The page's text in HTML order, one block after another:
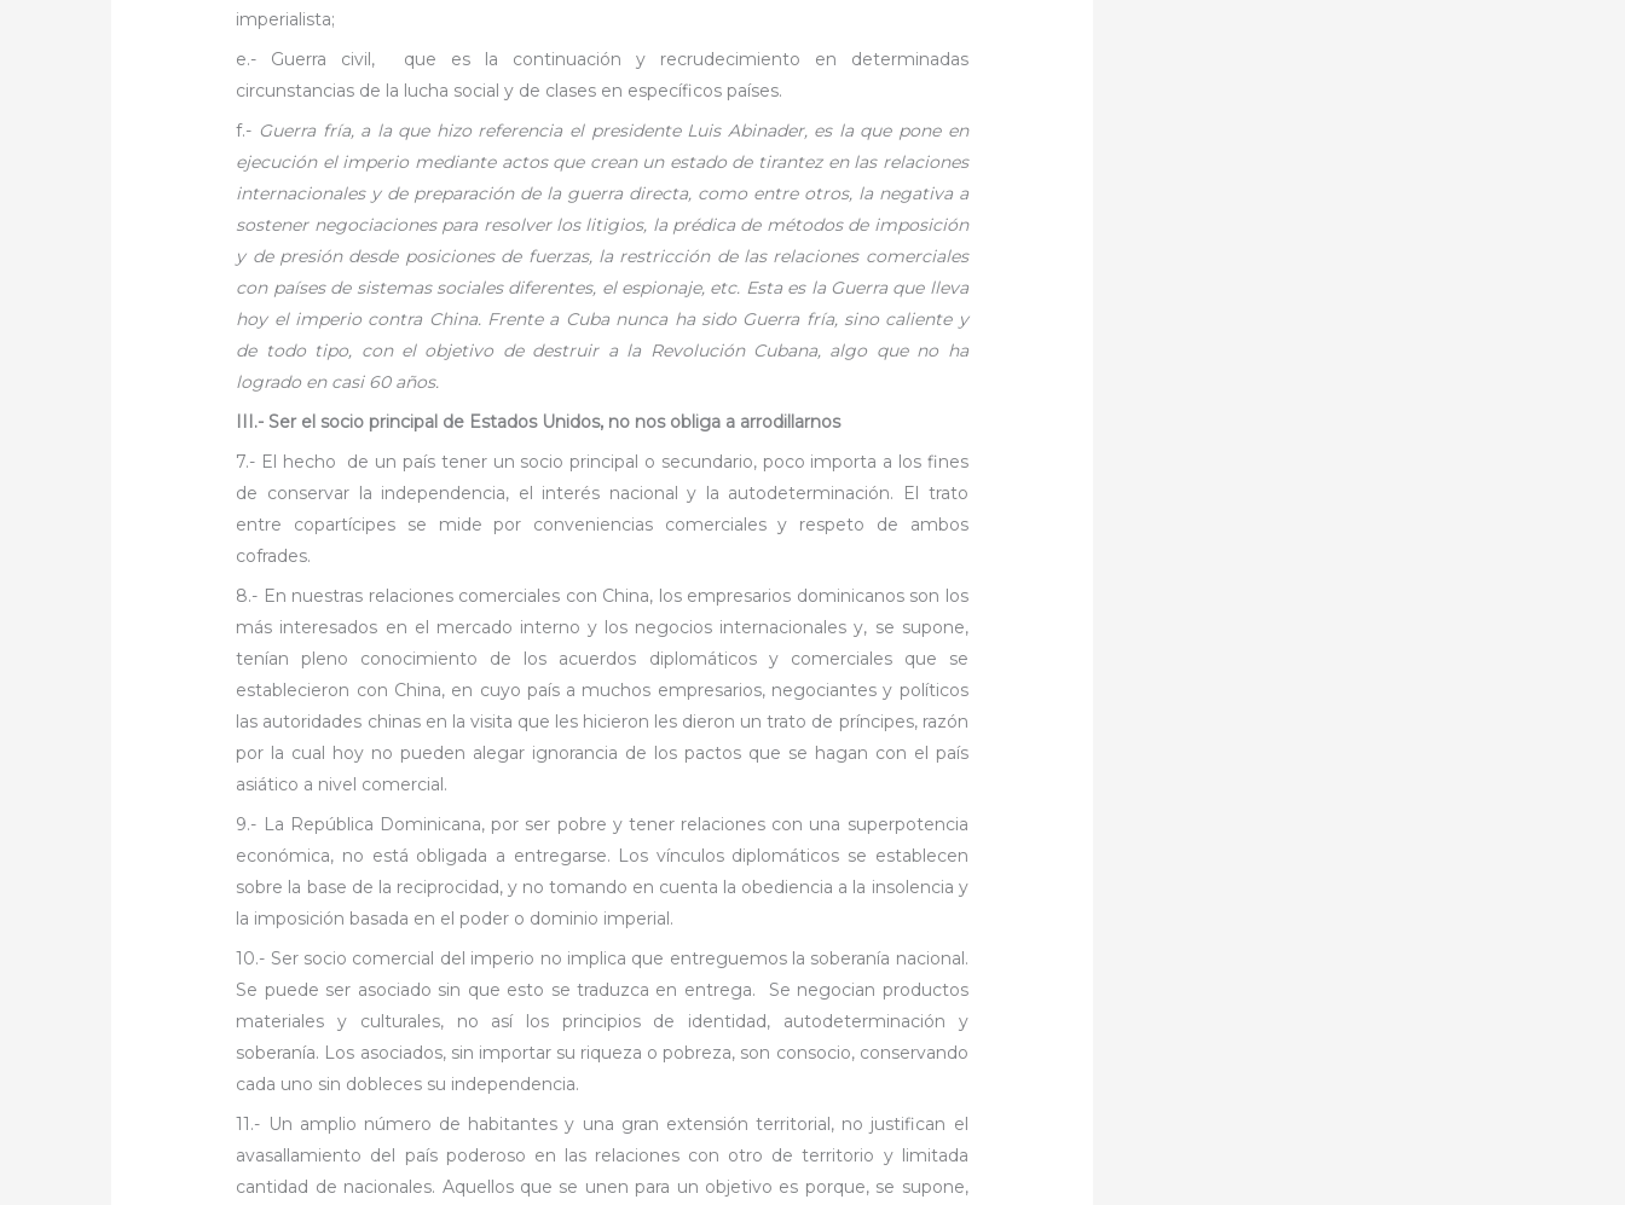
imperialista;
e.- Guerra civil, que es la continuación y recrudecimiento en determinadas
circunstancias de la lucha social y de clases en específicos países.
f.- Guerra fría, a la que hizo referencia el presidente Luis Abinader, es la que pone en
ejecución el imperio mediante actos que crean un estado de tirantez en las relaciones
internacionales y de preparación de la guerra directa, como entre otros, la negativa a
sostener negociaciones para resolver los litigios, la prédica de métodos de imposición
y de presión desde posiciones de fuerzas, la restricción de las relaciones comerciales
con países de sistemas sociales diferentes, el espionaje, etc. Esta es la Guerra que lleva
hoy el imperio contra China. Frente a Cuba nunca ha sido Guerra fría, sino caliente y
de todo tipo, con el objetivo de destruir a la Revolución Cubana, algo que no ha
logrado en casi 60 años.
III.- Ser el socio principal de Estados Unidos, no nos obliga a arrodillarnos
7.- El hecho de un país tener un socio principal o secundario, poco importa a los fines
de conservar la independencia, el interés nacional y la autodeterminación. El trato
entre copartícipes se mide por conveniencias comerciales y respeto de ambos
cofrades.
8.- En nuestras relaciones comerciales con China, los empresarios dominicanos son los
más interesados en el mercado interno y los negocios internacionales y, se supone,
tenían pleno conocimiento de los acuerdos diplomáticos y comerciales que se
establecieron con China, en cuyo país a muchos empresarios, negociantes y políticos
las autoridades chinas en la visita que les hicieron les dieron un trato de príncipes, razón
por la cual hoy no pueden alegar ignorancia de los pactos que se hagan con el país
asiático a nivel comercial.
9.- La República Dominicana, por ser pobre y tener relaciones con una superpotencia
económica, no está obligada a entregarse. Los vínculos diplomáticos se establecen
sobre la base de la reciprocidad, y no tomando en cuenta la obediencia a la insolencia y
la imposición basada en el poder o dominio imperial.
10.- Ser socio comercial del imperio no implica que entreguemos la soberanía nacional.
Se puede ser asociado sin que esto se traduzca en entrega. Se negocian productos
materiales y culturales, no así los principios de identidad, autodeterminación y
soberanía. Los asociados, sin importar su riqueza o pobreza, son consocio, conservando
cada uno sin dobleces su independencia.
11.- Un amplio número de habitantes y una gran extensión territorial, no justifican el
avasallamiento del país poderoso en las relaciones con otro de territorio y limitada
cantidad de nacionales. Aquellos que se unen para un objetivo es porque, se supone,